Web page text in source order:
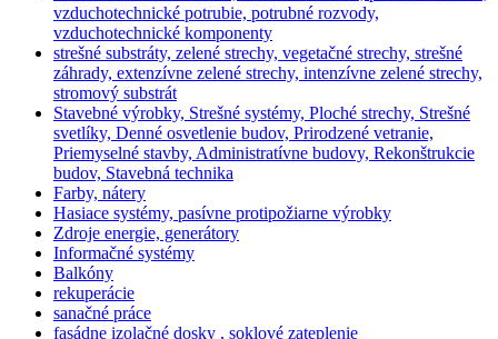
vzduchotechnické potrubie, potrubné rozvody,
vzduchotechnické komponenty
strešné substráty, zelené strechy, vegetačné strechy, strešné
záhrady, extenzívne zelené strechy, intenzívne zelené strechy,
stromový substrát
Stavebné výrobky, Strešné systémy, Ploché strechy, Strešné
svetlíky, Denné osvetlenie budov, Prirodzené vetranie,
Priemyselné stavby, Administratívne budovy, Rekonštrukcie
budov, Stavebná technika
Farby, nátery
Hasiace systémy, pasívne protipožiarne výrobky
Zdroje energie, generátory
Informačné systémy
Balkóny
rekuperácie
sanačné práce
fasádne izolačné dosky , soklové zateplenie